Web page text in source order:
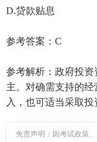
D.贷款贴息
参考答案：C
参考解析：政府投
主。对确需支持的
入，也可适当采取投
免责声明：因考试政策